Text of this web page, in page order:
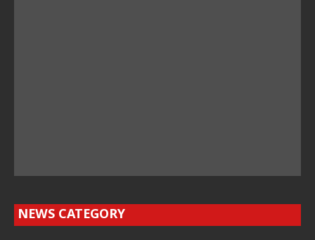
NEWS CATEGORY